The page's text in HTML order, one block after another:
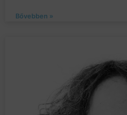
Bővebben »